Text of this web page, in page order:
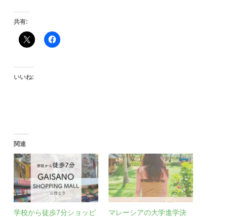
共有:
いいね:
関連
学校から徒歩7分ショッピ
マレーシアの大学進学決